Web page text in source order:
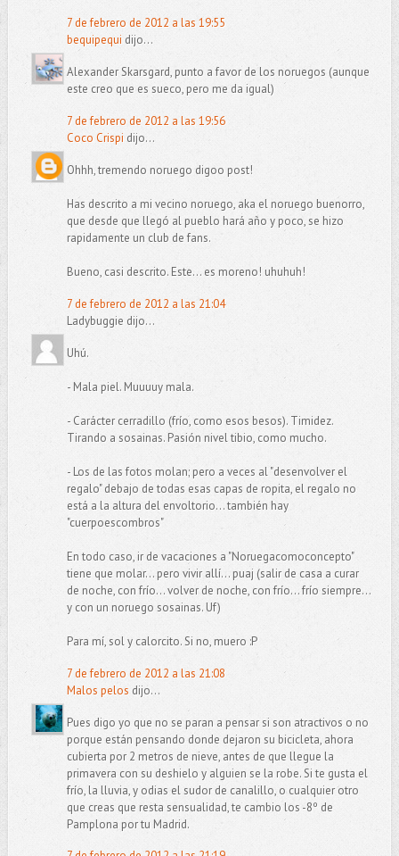
7 de febrero de 2012 a las 19:55
bequipequi dijo...
Alexander Skarsgard, punto a favor de los noruegos (aunque
este creo que es sueco, pero me da igual)
7 de febrero de 2012 a las 19:56
Coco Crispi dijo...
Ohhh, tremendo noruego digoo post!
Has descrito a mi vecino noruego, aka el noruego buenorro,
que desde que llegó al pueblo hará año y poco, se hizo
rapidamente un club de fans.
Bueno, casi descrito. Este... es moreno! uhuhuh!
7 de febrero de 2012 a las 21:04
Ladybuggie dijo...
Uhú.
- Mala piel. Muuuuy mala.
- Carácter cerradillo (frío, como esos besos). Timidez.
Tirando a sosainas. Pasión nivel tibio, como mucho.
- Los de las fotos molan; pero a veces al "desenvolver el
regalo" debajo de todas esas capas de ropita, el regalo no
está a la altura del envoltorio... también hay
"cuerpoescombros"
En todo caso, ir de vacaciones a "Noruegacomoconcepto"
tiene que molar... pero vivir allí... puaj (salir de casa a curar
de noche, con frío... volver de noche, con frío... frío siempre...
y con un noruego sosainas. Uf)
Para mí, sol y calorcito. Si no, muero :P
7 de febrero de 2012 a las 21:08
Malos pelos dijo...
Pues digo yo que no se paran a pensar si son atractivos o no
porque están pensando donde dejaron su bicicleta, ahora
cubierta por 2 metros de nieve, antes de que llegue la
primavera con su deshielo y alguien se la robe. Si te gusta el
frío, la lluvia, y odias el sudor de canalillo, o cualquier otro
que creas que resta sensualidad, te cambio los -8º de
Pamplona por tu Madrid.